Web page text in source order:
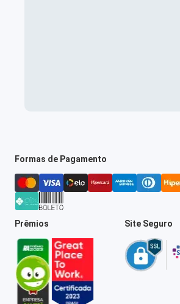
Formas de Pagamento
Prêmios Site Seguro